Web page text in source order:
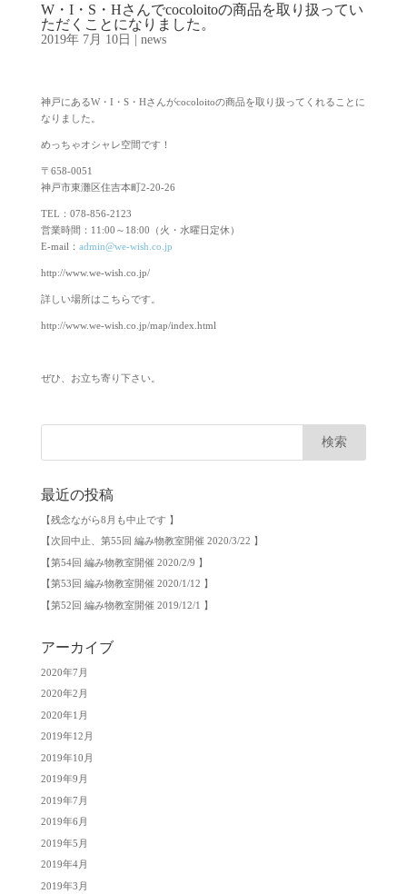
W・I・S・Hさんでcocoloitoの商品を取り扱ってい
ただくことになりました。
2019年 7月 10日 | news
神戸にあるW・I・S・Hさんがcocoloitoの商品を取り扱ってくれることに
なりました。
めっちゃオシャレ空間です！
〒658-0051
神戸市東灘区住吉本町2-20-26
TEL：078-856-2123
営業時間：11:00～18:00（火・水曜日定休）
E-mail： admin@we-wish.co.jp
http://www.we-wish.co.jp/
詳しい場所はこちらです。
http://www.we-wish.co.jp/map/index.html
ぜひ、お立ち寄り下さい。
最近の投稿
【残念ながら8月も中止です 】
【次回中止、第55回 編み物教室開催 2020/3/22 】
【第54回 編み物教室開催 2020/2/9 】
【第53回 編み物教室開催 2020/1/12 】
【第52回 編み物教室開催 2019/12/1 】
アーカイブ
2020年7月
2020年2月
2020年1月
2019年12月
2019年10月
2019年9月
2019年7月
2019年6月
2019年5月
2019年4月
2019年3月